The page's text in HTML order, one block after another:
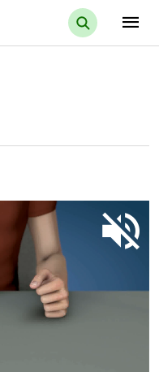
menu